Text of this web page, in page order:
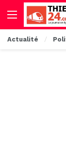
Actualité